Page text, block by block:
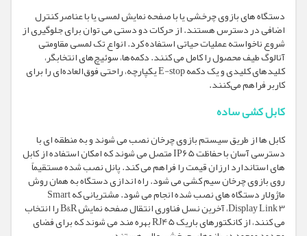
دستگاه های بازوی چرخشی یا با صفحه نمایش لمسی یا با عناصر کنترل
اضافی در دسترس هستند. از حرکات دو دستی می توان برای جلوگیری از
شروع ناخواسته عملیات حیاتی استفاده کرد. انواع تک لمسی مقاومتی
آنالوگ طیف محصول را کامل می کنند. دکمه‌ها، سوئیچ‌های انتخابگر،
کلیدهای کلیدی و یک دکمه E-stop یکپارچه، راحتی فوق‌العاده‌ای را برای
کاربر فراهم می‌کنند.
کابل کشی ساده
کابل ها از طریق سیستم بازوی چرخان نصب می شوند و به منطقه ای با
دسترسی آسان با حفاظت IP65 متصل می شوند که امکان استفاده از کابل
های استاندارد ارزان قیمت را فراهم می کند. پانل نصب شده مستقیماً
روی بازوی چرخان سیم کشی می شود. راه اندازی دستگاه به همان روش
ماژولار دستگاه های نصب شده انجام می شود. مشتریانی که Smart
Display Link 3، آخرین نسل فناوری انتقال صفحه نمایش B&R را انتخاب
می کنند، از کانکتورهای باریک RJ45 بهره مند می شوند که برای فضای